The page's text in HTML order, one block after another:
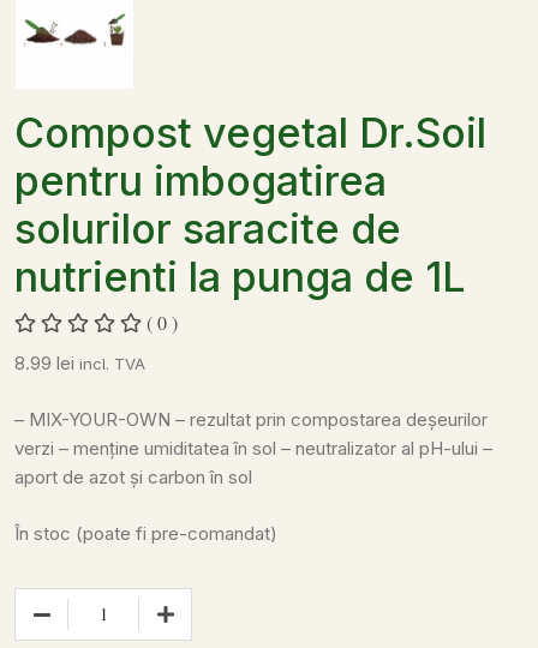
Compost vegetal Dr.Soil
pentru imbogatirea
solurilor saracite de
nutrienti la punga de 1L
( 0 )
8.99 lei incl. TVA
– MIX-YOUR-OWN – rezultat prin compostarea deșeurilor
verzi – menține umiditatea în sol – neutralizator al pH-ului –
aport de azot și carbon în sol
În stoc (poate fi pre-comandat)